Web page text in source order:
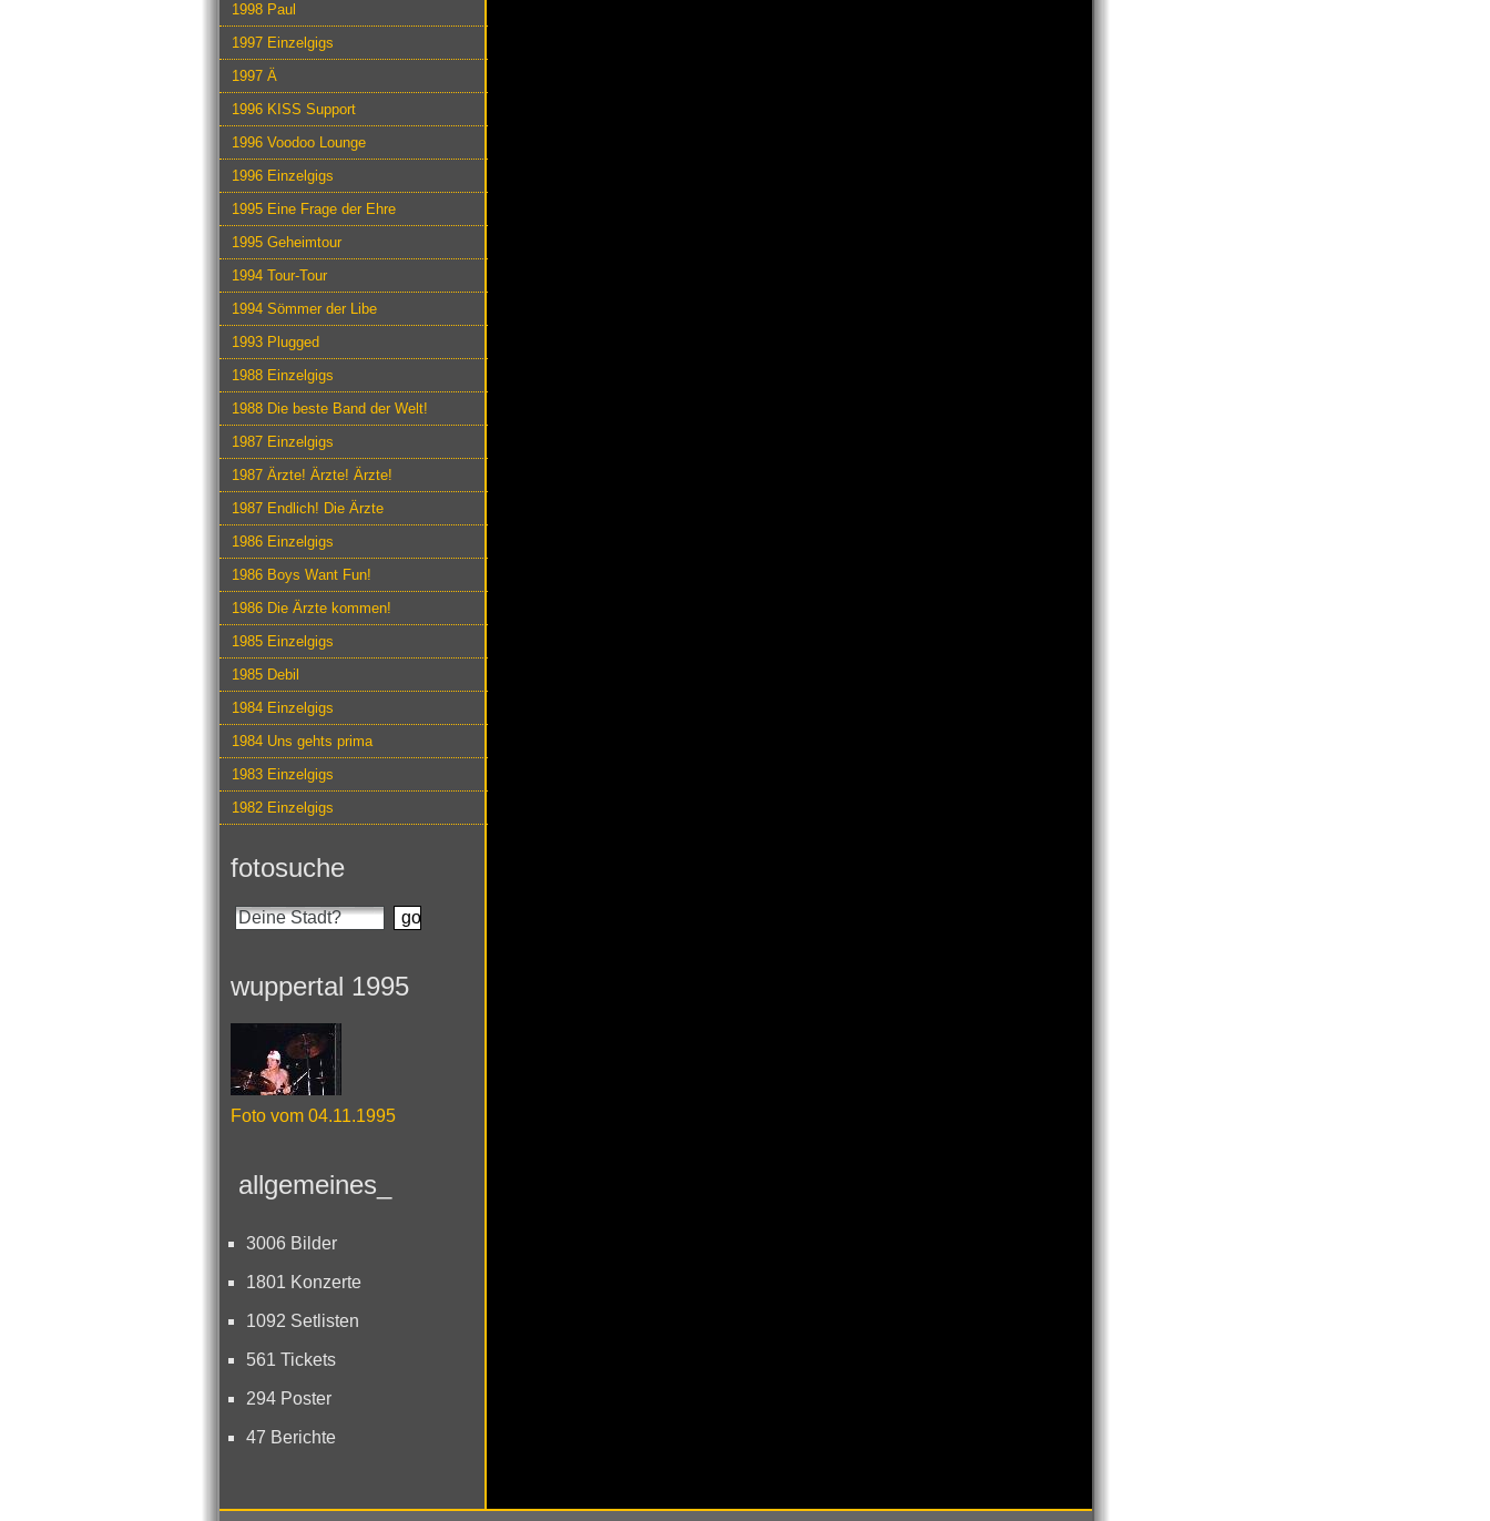
1998 Paul
1997 Einzelgigs
1997 Ä
1996 KISS Support
1996 Voodoo Lounge
1996 Einzelgigs
1995 Eine Frage der Ehre
1995 Geheimtour
1994 Tour-Tour
1994 Sömmer der Libe
1993 Plugged
1988 Einzelgigs
1988 Die beste Band der Welt!
1987 Einzelgigs
1987 Ärzte! Ärzte! Ärzte!
1987 Endlich! Die Ärzte
1986 Einzelgigs
1986 Boys Want Fun!
1986 Die Ärzte kommen!
1985 Einzelgigs
1985 Debil
1984 Einzelgigs
1984 Uns gehts prima
1983 Einzelgigs
1982 Einzelgigs
fotosuche
wuppertal 1995
Foto vom 04.11.1995
allgemeines_
3006 Bilder
1801 Konzerte
1092 Setlisten
561 Tickets
294 Poster
47 Berichte